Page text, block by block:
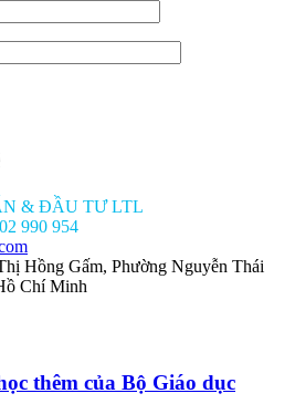
& ĐẦU TƯ LTL
990 954
Hồng Gấm, Phường Nguyễn Thái
Chí Minh
thêm của Bộ Giáo dục